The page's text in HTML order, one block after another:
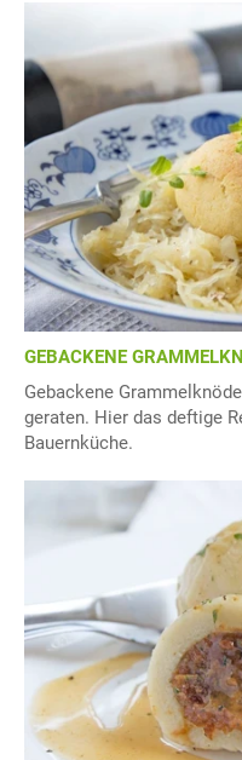
GEBACKENE
Gebackene
geraten. Hier das deftige
Bauernküche.